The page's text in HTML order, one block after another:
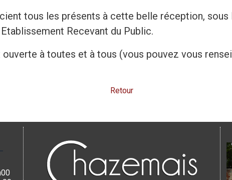
tous les présents à cette belle réception,
Recevant du Public.
ouverte à toutes et à tous (vous pouvez vous
Retour